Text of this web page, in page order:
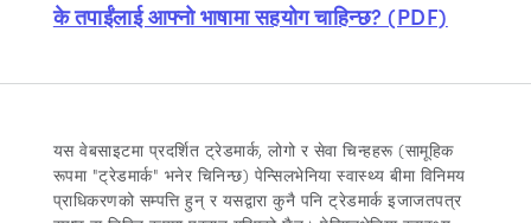
के तपाईंलाई आफ्नो भाषामा सहयोग चाहिन्छ? (PDF)
यस वेबसाइटमा प्रदर्शित ट्रेडमार्क, लोगो र सेवा चिन्हहरू (सामूहिक
रूपमा "ट्रेडमार्क" भनेर चिनिन्छ) पेन्सिलभेनिया स्वास्थ्य बीमा विनिमय
प्राधिकरणको सम्पत्ति हुन् र यसद्वारा कुनै पनि ट्रेडमार्क इजाजतपत्र